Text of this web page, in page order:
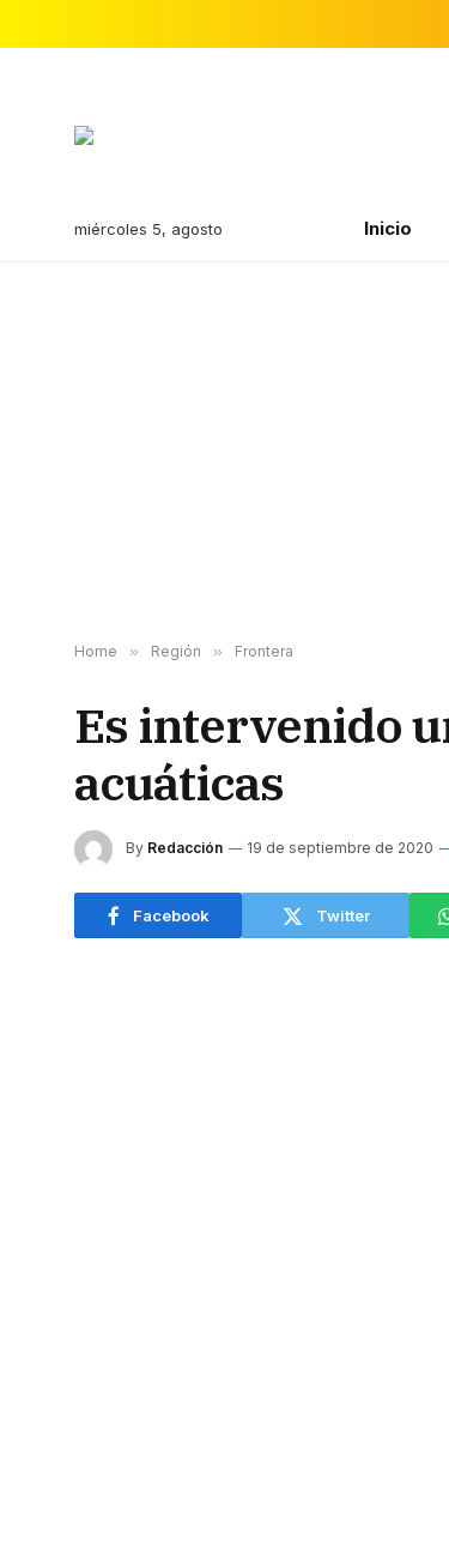
miércoles 5, agosto Inicio
Home » Región » Frontera
Es intervenido
acuáticas
By Redacción 19 de septiembre de 2020
Facebook Twitter